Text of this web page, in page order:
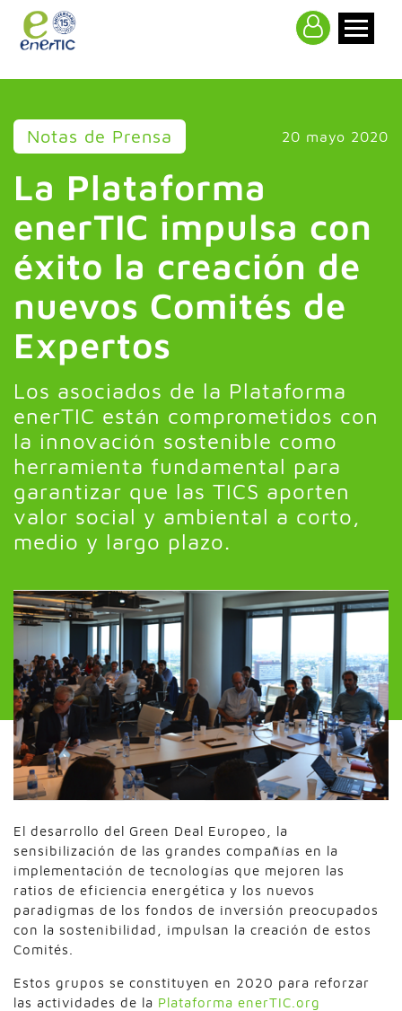
Notas de Prensa 20 mayo 2020
La Plataforma
enerTIC impulsa con
éxito la creación de
nuevos Comités de
Expertos
Los asociados de la Plataforma
enerTIC están comprometidos con
la innovación sostenible como
herramienta fundamental para
garantizar que las TICS aporten
valor social y ambiental a corto,
medio y largo plazo.
El desarrollo del Green Deal Europeo, la
sensibilización de las grandes compañías en la
implementación de tecnologías que mejoren las
ratios de eficiencia energética y los nuevos
paradigmas de los fondos de inversión preocupados
con la sostenibilidad, impulsan la creación de estos
Comités.
Estos grupos se constituyen en 2020 para reforzar
las actividades de la Plataforma enerTIC.org